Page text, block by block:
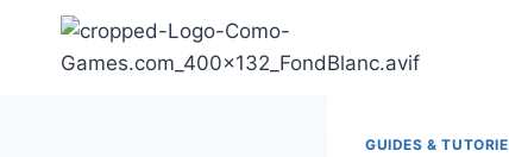
contenu
GUIDES &